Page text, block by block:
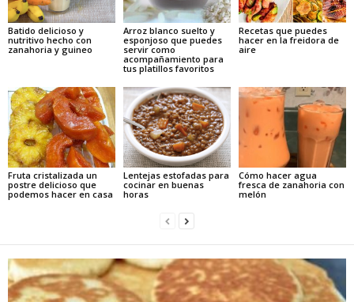
Batido delicioso y
nutritivo hecho con
zanahoria y guineo
Arroz blanco suelto y
esponjoso que puedes
servir como
acompañamiento para
tus platillos favoritos
Recetas que puedes
hacer en la freidora de
aire
Fruta cristalizada un
postre delicioso que
podemos hacer en casa
Lentejas estofadas para
cocinar en buenas
horas
Cómo hacer agua
fresca de zanahoria con
melón